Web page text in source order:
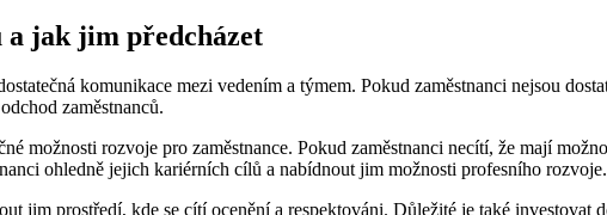
a jak jim předcházet
komunikace mezi vedením a týmem. Pokud zaměstnanci nejsou
zaměstnanců.
možnosti rozvoje pro zaměstnance. Pokud zaměstnanci necítí, že mají
ohledně jejich kariérních cílů a nabídnout jim možnosti profesního rozvoje.
jim prostředí, kde se cítí ocenění a respektováni. Důležité je také